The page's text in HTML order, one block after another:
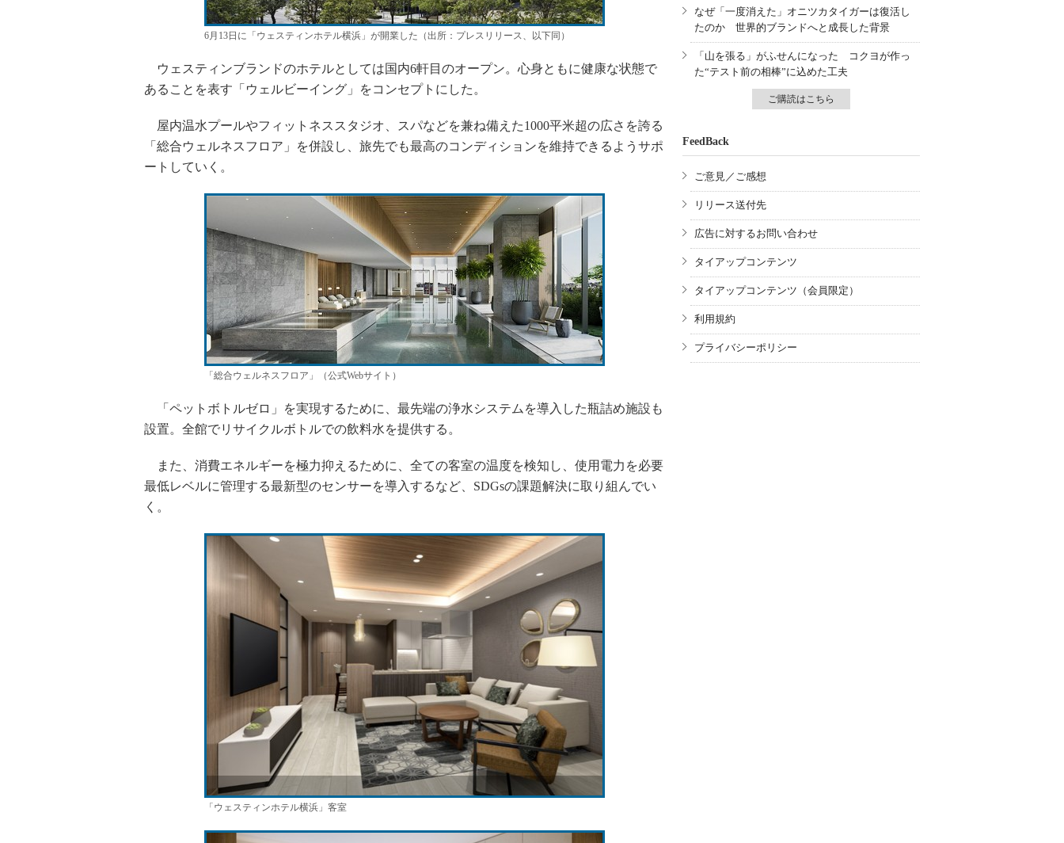
6月13日に「ウェスティンホテル横浜」が開業した（出所：プレスリリース、以下同）
ウェスティンブランドのホテルとしては国内6軒目のオープン。心身ともに健康な状態で
あることを表す「ウェルビーイング」をコンセプトにした。
屋内温水プールやフィットネススタジオ、スパなどを兼ね備えた1000平米超の広さを誇る
「総合ウェルネスフロア」を併設し、旅先でも最高のコンディションを維持できるようサポ
ートしていく。
「総合ウェルネスフロア」（公式Webサイト）
「ペットボトルゼロ」を実現するために、最先端の浄水システムを導入した瓶詰め施設も
設置。全館でリサイクルボトルでの飲料水を提供する。
また、消費エネルギーを極力抑えるために、全ての客室の温度を検知し、使用電力を必要
最低レベルに管理する最新型のセンサーを導入するなど、SDGsの課題解決に取り組んでい
く。
「ウェスティンホテル横浜」客室
なぜ「一度消えた」オニツカタイガーは復活し
たのか 世界的ブランドへと成長した背景
「山を張る」がふせんになった コクヨが作っ
た“テスト前の相棒”に込めた工夫
ご購読はこちら
FeedBack
ご意見／ご感想
リリース送付先
広告に対するお問い合わせ
タイアップコンテンツ
タイアップコンテンツ（会員限定）
利用規約
プライバシーポリシー